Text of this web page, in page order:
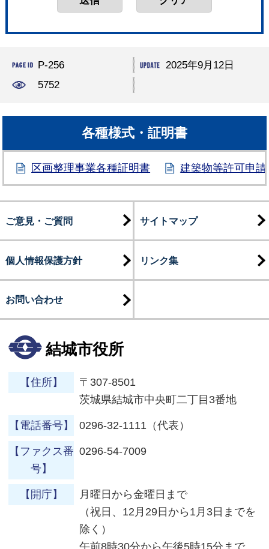
P-256
2025年9月12日
5752
各種様式・証明書
区画整理事業各種証明書 建築物等許可申
ご意見・ご質問 サイトマップ
個人情報保護方針 リンク集
お問い合わせ
結城市役所
【住所】
〒307-8501
茨城県結城市中央町二丁目3番地
【電話番号】 0296-32-1111（代表）
【ファクス番
号】
0296-54-7009
【開庁】
月曜日から金曜日まで
（祝日、12月29日から1月3日までを
除く）
午前8時30分から午後5時15分まで